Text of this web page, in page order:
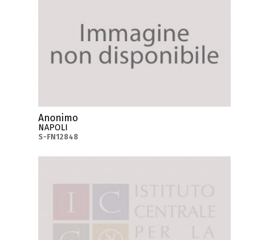
Anonimo
NAPOLI
S-FN12848